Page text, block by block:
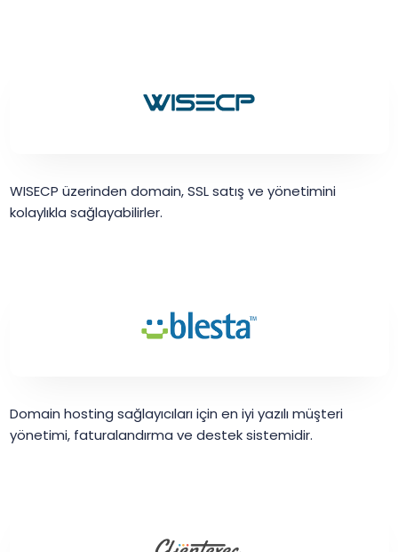
WISECP üzerinden domain, SSL satış ve yönetimini
kolaylıkla sağlayabilirler.
Domain hosting sağlayıcıları için en iyi yazılı müşteri
yönetimi, faturalandırma ve destek sistemidir.